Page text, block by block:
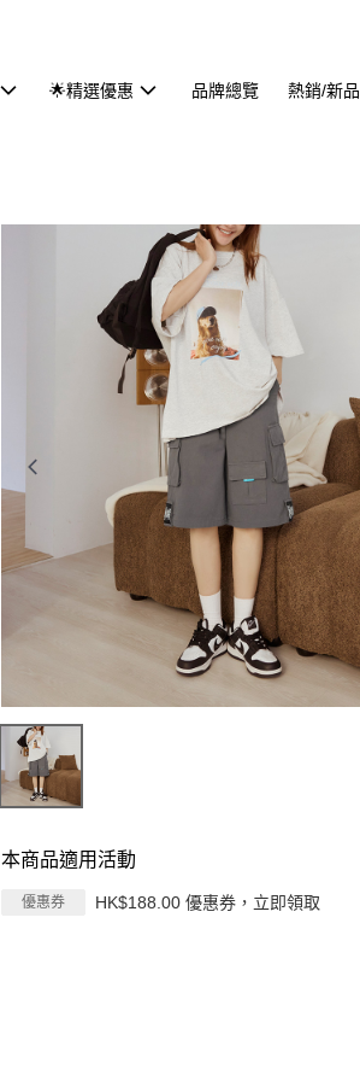
🌟精選優惠 品牌總覽 熱銷/新品
本商品適用活動
優惠券 HK$188.00 優惠券，立即領取